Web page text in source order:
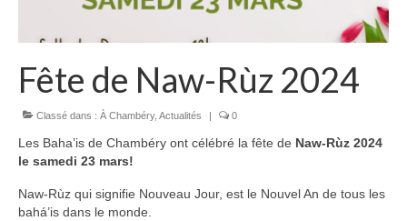
Fête de Naw-Rùz 2024
Classé dans : À Chambéry, Actualités | 0
Les Baha’is de Chambéry ont célébré la fête de Naw-Rùz 2024
le samedi 23 mars!
Naw-Rùz qui signifie Nouveau Jour, est le Nouvel An de tous les
bahá’is dans le monde.